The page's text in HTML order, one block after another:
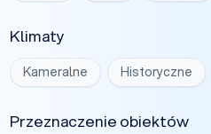
Klimaty
Kameralne Historyczne
Przeznaczenie obiektów